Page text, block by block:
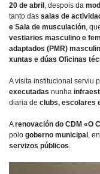
20 de abril, despois da
tanto das salas de
e Sala de musculación,
vestiarios masculino e
adaptados (PMR)
xuntas e dúas Oficinas
A visita institucional serviu
executadas nunha
diaria de clubs, escolares
Arenovación do CDM «O
polo goberno municipal,
servizos públicos.